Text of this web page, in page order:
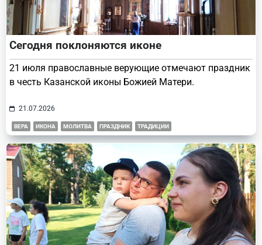
Сегодня поклоняются иконе
21 июля православные верующие отмечают праздник
в честь Казанской иконы Божией Матери.
21.07.2026
ВЕРА ИКОНА МОЛИТВА ПРАЗДНИК ТРАДИЦИИ